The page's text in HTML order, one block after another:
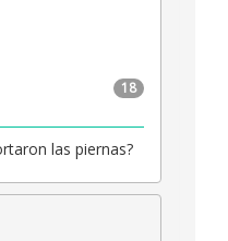
18
las piernas?